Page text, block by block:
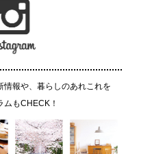
情報や、暮らしのあれこれを
もCHECK！